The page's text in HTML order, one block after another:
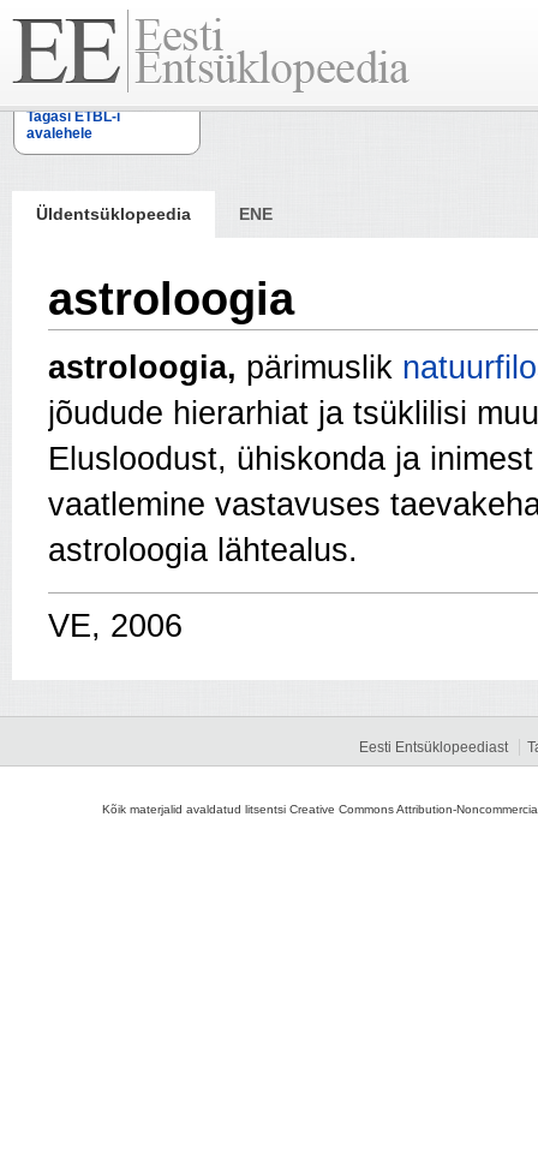
Tagasi ETBL-i
avalehele
Üldentsüklopeedia ENE
astroloogia
astroloogia, pärimuslik
jõudude hierarhiat ja tsüklilisi
Elusloodust, ühiskonda ja
vaatlemine vastavuses
astroloogia lähtealus.
VE, 2006
Eesti Entsüklopeediast
Kõik materjalid avaldatud litsentsi Creative Commons Attribution-